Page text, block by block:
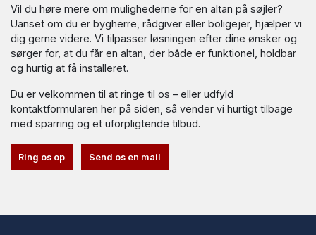
Vil du høre mere om mulighederne for en altan på søjler?
Uanset om du er bygherre, rådgiver eller boligejer, hjælper vi
dig gerne videre. Vi tilpasser løsningen efter dine ønsker og
sørger for, at du får en altan, der både er funktionel, holdbar
og hurtig at få installeret.
Du er velkommen til at ringe til os – eller udfyld
kontaktformularen her på siden, så vender vi hurtigt tilbage
med sparring og et uforpligtende tilbud.
Ring os op Send os en mail